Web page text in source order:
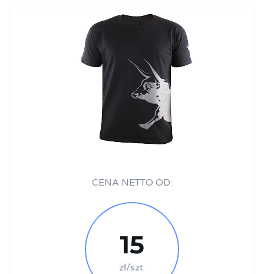
CENA NETTO OD:
15
zł/szt.